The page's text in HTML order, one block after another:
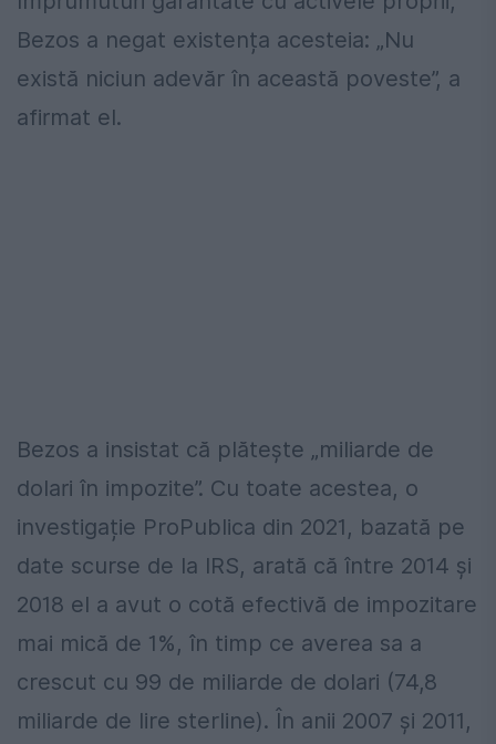
Bezos a negat existența acesteia: „Nu
există niciun adevăr în această poveste”, a
afirmat el.
Bezos a insistat că plătește „miliarde de
dolari în impozite”. Cu toate acestea, o
investigație ProPublica din 2021, bazată pe
date scurse de la IRS, arată că între 2014 și
2018 el a avut o cotă efectivă de impozitare
mai mică de 1%, în timp ce averea sa a
crescut cu 99 de miliarde de dolari (74,8
miliarde de lire sterline). În anii 2007 și 2011,